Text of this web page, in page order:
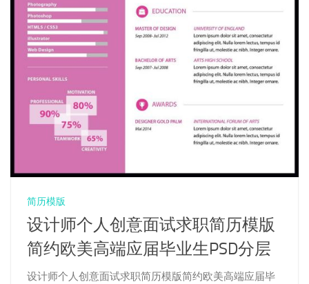
简历模版
设计师个人创意面试求职简历模版
简约欧美高端应届毕业生PSD分层
设计师个人创意面试求职简历模版简约欧美高端应届毕